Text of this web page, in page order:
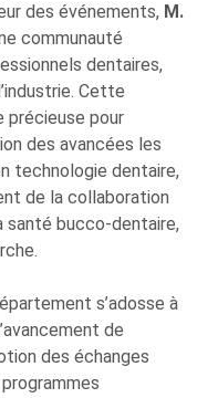
des événements, M.
communauté
dentaires,
Cette
précieuse pour
des avancées les
technologie dentaire,
de la collaboration
santé bucco-dentaire,
s’adosse à
de
des échanges